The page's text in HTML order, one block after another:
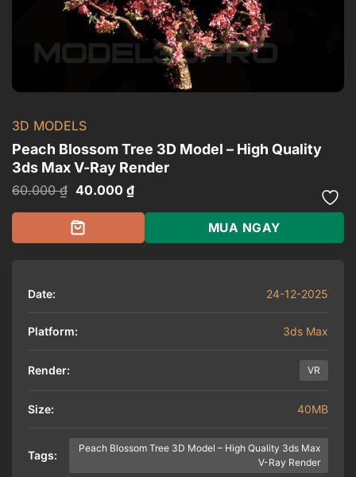
3D MODELS
Peach Blossom Tree 3D Model – High Quality
3ds Max V-Ray Render
60.000₫ Giá
là:
60.000 ₫.
40.000 ₫Giá
hiện
tại
40.000 ₫.
MUA NGAY
Date: 24-12-2025
Platform: 3ds Max
Render: VR
Size: 40MB
Tags:
Peach Blossom Tree 3D Model – High Quality 3ds Max
V-Ray Render